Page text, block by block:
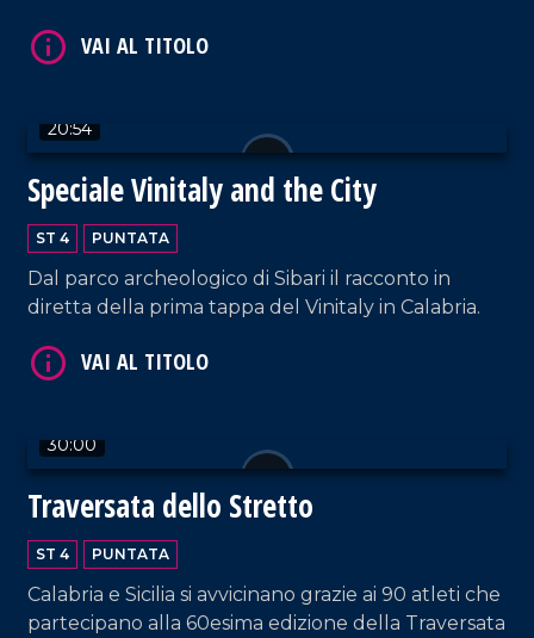
20:54
Speciale Vinitaly and the City
ST 4 PUNTATA
Dal parco archeologico di Sibari il racconto in
diretta della prima tappa del Vinitaly in Calabria.
30:00
Traversata dello Stretto
ST 4 PUNTATA
Calabria e Sicilia si avvicinano grazie ai 90 atleti che
partecipano alla 60esima edizione della Traversata
VAI AL TITOLO